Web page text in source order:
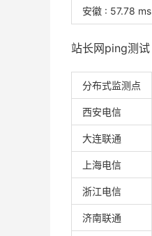
安徽 : 57.78 ms
站长网ping测试
分布式监测点
西安电信
大连联通
上海电信
浙江电信
济南联通